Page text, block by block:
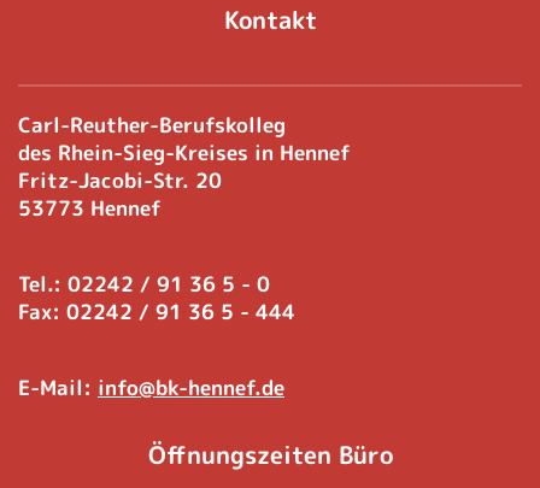
Kontakt
Carl-Reuther-Berufskolleg
des Rhein-Sieg-Kreises in Hennef
Fritz-Jacobi-Str. 20
53773 Hennef
Tel.: 02242 / 91 36 5 - 0
Fax: 02242 / 91 36 5 - 444
E-Mail: info@bk-hennef.de
Öffnungszeiten Büro